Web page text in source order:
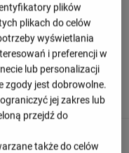
koniec meczu.
plików
plikach do celów
wyświetlania
i preferencji w
lub personalizacji
zgody jest dobrowolne.
jej zakres lub
przejdź do
także do celów